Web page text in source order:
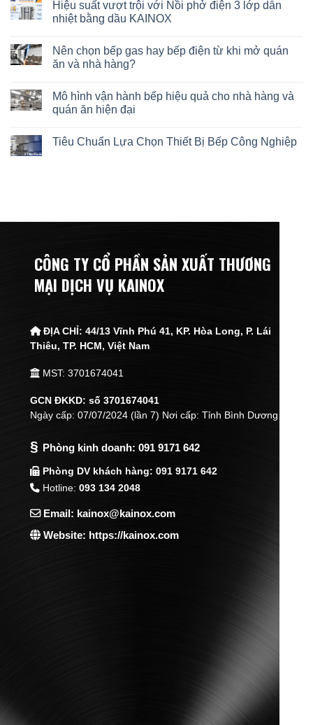
Hiệu suất vượt trội với Nồi phở điện 3 lớp dẫn
nhiệt bằng dầu KAINOX
Nên chọn bếp gas hay bếp điện từ khi mở quán
ăn và nhà hàng?
Mô hình vận hành bếp hiệu quả cho nhà hàng và
quán ăn hiện đại
Tiêu Chuẩn Lựa Chọn Thiết Bị Bếp Công Nghiệp
CÔNG TY CỔ PHẦN SẢN XUẤT THƯƠNG
MẠI DỊCH VỤ KAINOX
ĐỊA CHỈ:44/13 Vĩnh Phú 41, KP. Hòa Long, P. Lái
Thiêu,TP. HCM, Việt Nam
MST: 3701674041
GCN ĐKKD: số 3701674041
Ngày cấp: 07/07/2024 (lần 7) Nơi cấp: Tỉnh Bình Dương
§ Phòng kinh doanh: 091 9171 642
Phòng DV khách hàng: 091 9171 642
Hotline:093 134 2048
Email: kainox@kainox.com
Website: https://kainox.com